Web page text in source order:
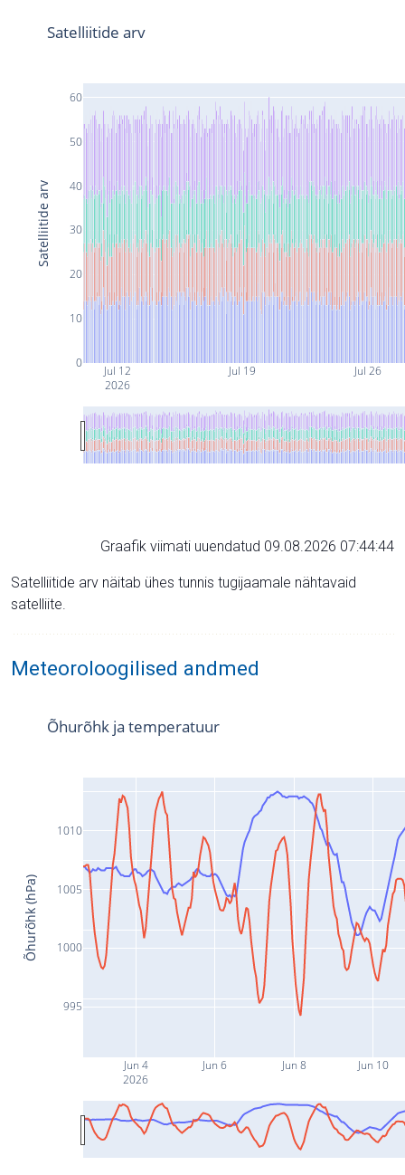
Jul 12
2026
Jul 19 Jul 26
0
10
20
30
40
50
60
Satelliitide arv
Satelliitide arv
Graafik viimati uuendatud 09.08.2026 07:44:44
Satelliitide arv näitab ühes tunnis tugijaamale nähtavaid
satelliite.
Meteoroloogilised andmed
Jun 4
2026
Jun 6 Jun 8 Jun 10
995
1000
1005
1010
Õhurõhk ja temperatuur
Õhurõhk (hPa)